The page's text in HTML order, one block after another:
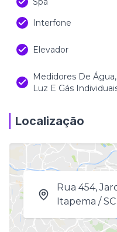
Interfone
Elevador
Medidores De Água,
Luz E Gás
Localização
Rua 454,
Itapema / SC